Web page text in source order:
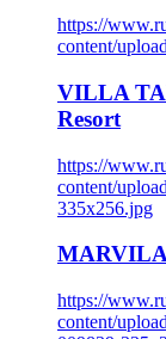
https://
content/
VILLA
Resort
https://
content/
335x256.jpg
https://
content/